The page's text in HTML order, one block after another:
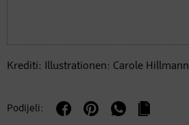
Krediti: Illustrationen: Carole Hillmann
Podijeli: